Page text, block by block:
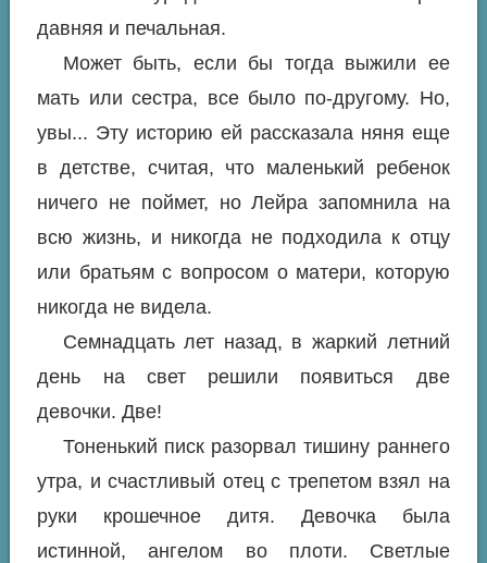
давняя и печальная.
Может быть, если бы тогда выжили ее
мать или сестра, все было по-другому. Но,
увы... Эту историю ей рассказала няня еще
в детстве, считая, что маленький ребенок
ничего не поймет, но Лейра запомнила на
всю жизнь, и никогда не подходила к отцу
или братьям с вопросом о матери, которую
никогда не видела.
Семнадцать лет назад, в жаркий летний
день на свет решили появиться две
девочки. Две!
Тоненький писк разорвал тишину раннего
утра, и счастливый отец с трепетом взял на
руки крошечное дитя. Девочка была
истинной, ангелом во плоти. Светлые